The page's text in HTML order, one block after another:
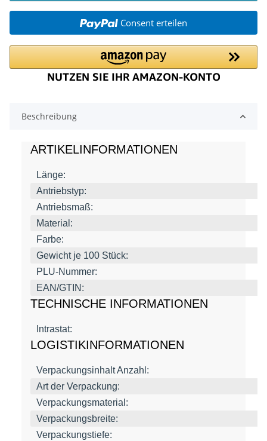
Consent erteilen
Beschreibung
ARTIKELINFORMATIONEN
Länge:
Antriebstyp:
Antriebsmaß:
Material:
Farbe:
Gewicht je 100 Stück:
PLU-Nummer:
EAN/GTIN:
TECHNISCHE INFORMATIONEN
Intrastat:
LOGISTIKINFORMATIONEN
Verpackungsinhalt Anzahl:
Art der Verpackung:
Verpackungsmaterial:
Verpackungsbreite:
Verpackungstiefe: